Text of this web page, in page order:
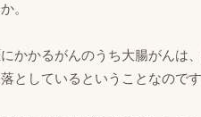
。
かかるがんのうち大腸がんは
としているということなのです